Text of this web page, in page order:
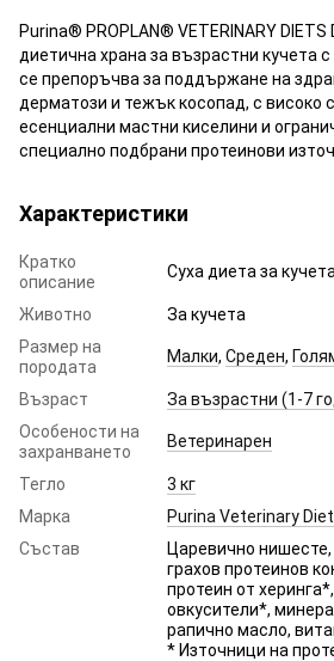
Purina® PROPLAN® VETERINARY
диетична храна за възрастни кучета
се препоръчва за поддържане на
дерматози и тежък косопад, с високо
есенциални мастни киселини и
специално подбрани протеинови
Характеристики
Кратко
описание
Суха диета за
Животно
За кучета
Размер на
породата
Малки, Среден,
Възраст
За възрастни (1-7
Особености на
захранването
Ветеринарен
Тегло
3 кг
Марка
Purina Veterinary
Състав
Царевично
грахов протеинов
протеин от
овкусители*,
рапично масло,
* Източници на